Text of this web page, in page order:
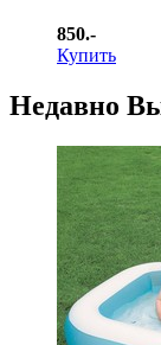
850.-
Купить
Недавно